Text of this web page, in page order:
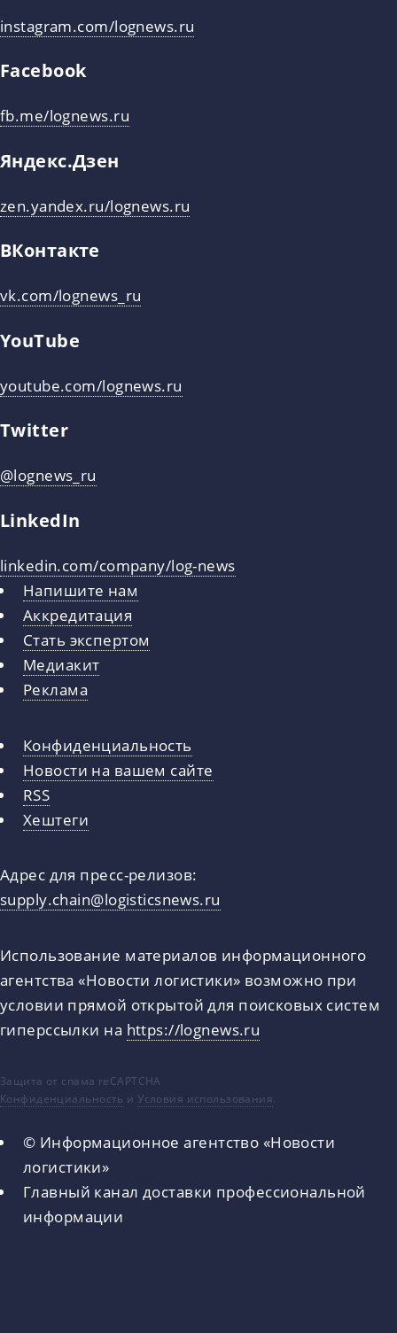
instagram.com/lognews.ru
Facebook
fb.me/lognews.ru
Яндекс.Дзен
zen.yandex.ru/lognews.ru
ВКонтакте
vk.com/lognews_ru
YouTube
youtube.com/lognews.ru
Twitter
@lognews_ru
LinkedIn
linkedin.com/company/log-news
Напишите нам
Аккредитация
Стать экспертом
Медиакит
Реклама
Конфиденциальность
Новости на вашем сайте
RSS
Хештеги
Адрес для пресс-релизов:
supply.chain@logisticsnews.ru
Использование материалов информационного
агентства «Новости логистики» возможно при
условии прямой открытой для поисковых систем
гиперссылки на https://lognews.ru
Защита от спама reCAPTCHA
Конфиденциальность иУсловия использования.
© Информационное агентство «Новости
логистики»
Главный канал доставки профессиональной
информации